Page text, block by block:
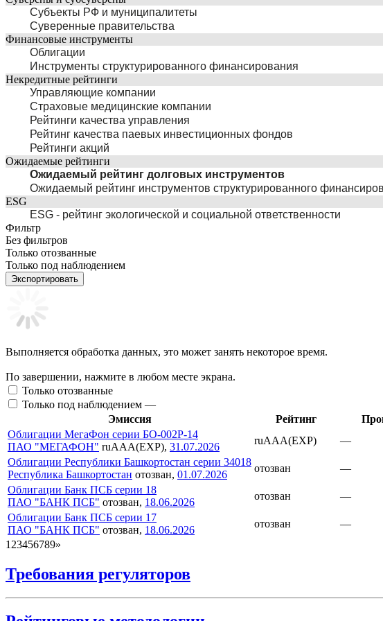
Субъекты РФ и муниципалитеты
Суверенные правительства
Финансовые инструменты
Облигации
Инструменты структурированного финансирования
Некредитные рейтинги
Управляющие компании
Страховые медицинские компании
Рейтинги качества управления
Рейтинг качества паевых инвестиционных фондов
Рейтинги акций
Ожидаемые рейтинги
Ожидаемый рейтинг долговых инструментов
Ожидаемый рейтинг инструментов структурированного
ESG
ESG - рейтинг экологической и социальной ответственности
Фильтр
Без фильтров
Только отозванные
Только под наблюдением
Экспортировать
Выполняется обработка данных, это может занять некоторое время.
По завершении, нажмите в любом месте экрана.
Только отозванные
Только под наблюдением —
Эмиссия
Рейтинг
Облигации МегаФон серии БО-002P-14
ПАО "МЕГАФОН" ruAAA(EXP), 31.07.2026
ruAAA(EXP) —
Облигации Республики Башкортостан серии 34018
Республика Башкортостан отозван, 01.07.2026
отозван —
Облигации Банк ПСБ серии 18
ПАО "БАНК ПСБ" отозван, 18.06.2026
отозван —
Облигации Банк ПСБ серии 17
ПАО "БАНК ПСБ" отозван, 18.06.2026
отозван —
1 23456789»
Требования регуляторов